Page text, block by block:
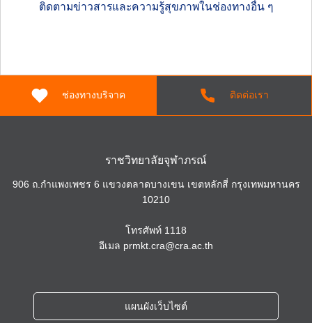
ติดตามข่าวสารและความรู้สุขภาพในช่องทางอื่น ๆ
ช่องทางบริจาค ติดต่อเรา
ราชวิทยาลัยจุฬาภรณ์
906 ถ.กำแพงเพชร 6 แขวงตลาดบางเขน เขตหลักสี่ กรุงเทพมหานคร
10210
โทรศัพท์ 1118
อีเมล prmkt.cra@cra.ac.th
แผนผังเว็บไซต์